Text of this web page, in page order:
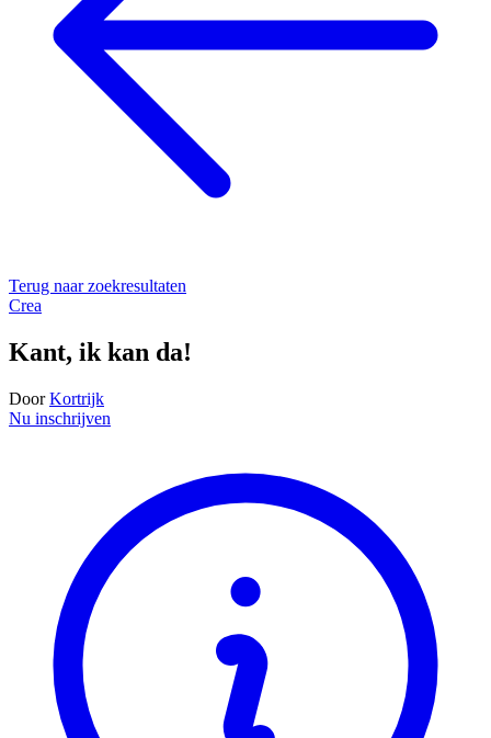
Terug naar zoekresultaten
Crea
Kant, ik kan da!
Door Kortrijk
Nu inschrijven